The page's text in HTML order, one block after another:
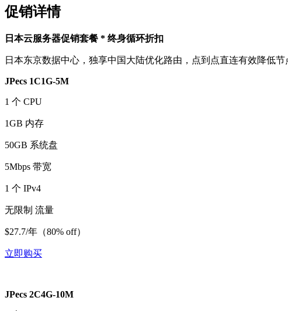
促销详情
日本云服务器促销套餐 * 终身循环折扣
日本东京数据中心，独享中国大陆优化路由，点到点直连有效降低节
JPecs 1C1G-5M
1 个 CPU
1GB 内存
50GB 系统盘
5Mbps 带宽
1 个 IPv4
无限制 流量
$27.7/年（80% off）
立即购买
JPecs 2C4G-10M